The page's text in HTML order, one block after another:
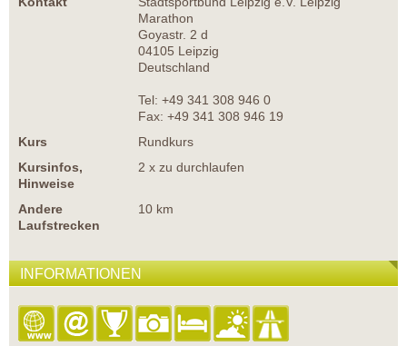
Marathon
Goyastr. 2 d
04105 Leipzig
Deutschland
Tel: +49 341 308 946 0
Fax: +49 341 308 946 19
Kurs
Rundkurs
Kursinfos,
Hinweise
2 x zu durchlaufen
Andere
Laufstrecken
10 km
INFORMATIONEN